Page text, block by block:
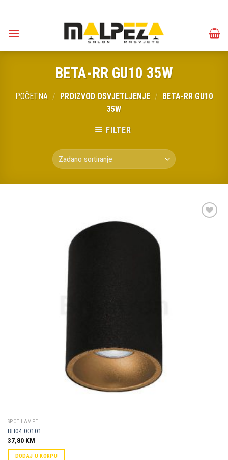
content
BETA-RR GU10 35W
POČETNA / PROIZVOD OSVJETLJENJE /
BETA-RR GU10
35W
FILTER
SPOT LAMPE
BH04 00101
37,80 KM
DODAJ U KORPU